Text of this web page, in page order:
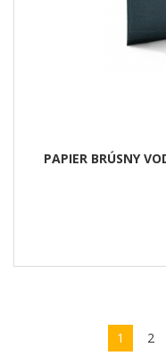
PAPIER BRÚSNY
1 2